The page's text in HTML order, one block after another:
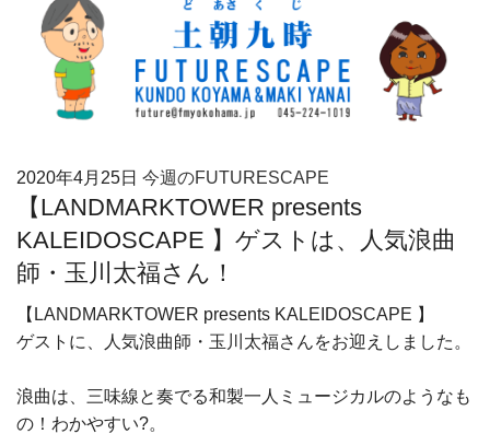
2020年4月25日 今週のFUTURESCAPE
【LANDMARKTOWER presents
KALEIDOSCAPE 】ゲストは、人気浪曲
師・玉川太福さん！
【LANDMARKTOWER presents KALEIDOSCAPE 】
ゲストに、人気浪曲師・玉川太福さんをお迎えしました。
浪曲は、三味線と奏でる和製一人ミュージカルのようなも
の！わかやすい?。